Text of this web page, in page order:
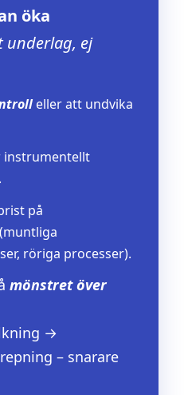
öka
underlag, ej
eller att undvika
instrumentellt
på
röriga processer).
mönstret över
→
– snarare